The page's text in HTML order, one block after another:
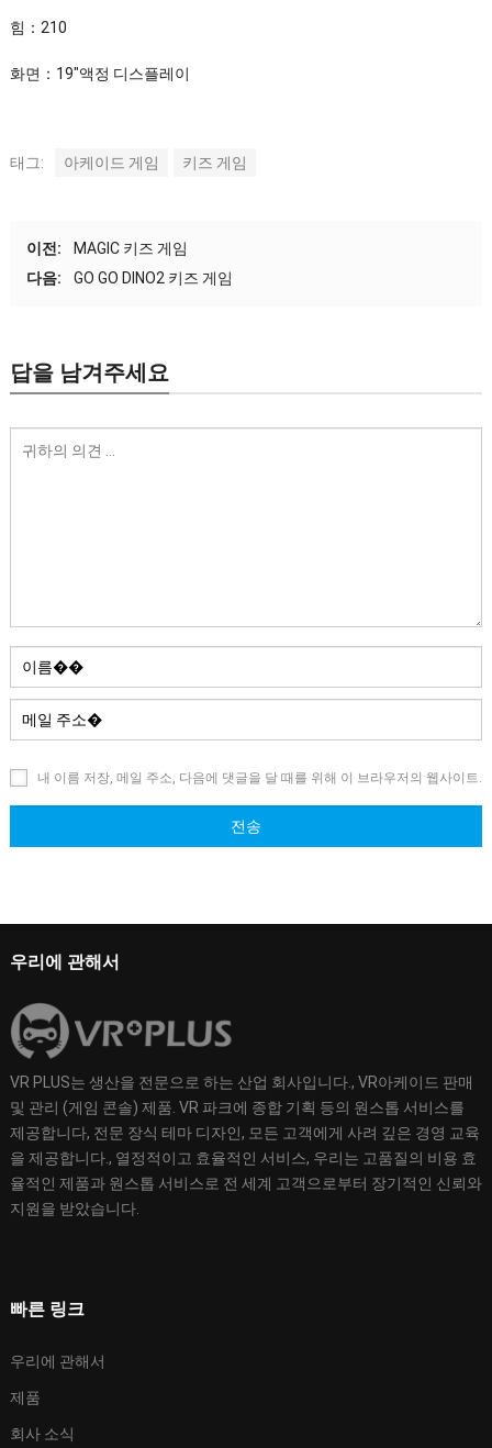
힘：210
화면：19″액정 디스플레이
태그: 아케이드 게임 키즈 게임
이전:
MAGIC 키즈 게임
다음:
GO GO DINO2 키즈 게임
답을 남겨주세요
내 이름 저장, 메일 주소, 다음에 댓글을 달 때를 위해 이 브라우저의 웹사이트.
우리에 관해서
VR PLUS는 생산을 전문으로 하는 산업 회사입니다., VR아케이드 판매
및 관리 (게임 콘솔) 제품. VR 파크에 종합 기획 등의 원스톱 서비스를
제공합니다, 전문 장식 테마 디자인, 모든 고객에게 사려 깊은 경영 교육
을 제공합니다., 열정적이고 효율적인 서비스, 우리는 고품질의 비용 효
율적인 제품과 원스톱 서비스로 전 세계 고객으로부터 장기적인 신뢰와
지원을 받았습니다.
빠른 링크
우리에 관해서
제품
회사 소식